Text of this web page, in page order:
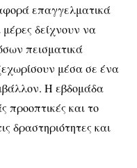
επαγγελματικά
δείχνουν να
πεισματικά
μέσα σε ένα
Η εβδομάδα
προοπτικές και το
δραστηριότητες και